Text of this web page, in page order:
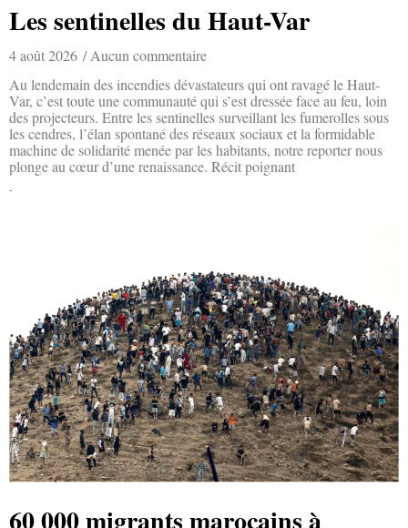
Les sentinelles du Haut-Var
4 août 2026
Aucun commentaire
Au lendemain des incendies dévastateurs qui ont ravagé le Haut-
Var, c’est toute une communauté qui s’est dressée face au feu, loin
des projecteurs. Entre les sentinelles surveillant les fumerolles sous
les cendres, l’élan spontané des réseaux sociaux et la formidable
machine de solidarité menée par les habitants, notre reporter nous
plonge au cœur d’une renaissance. Récit poignant
60 000 migrants marocains à